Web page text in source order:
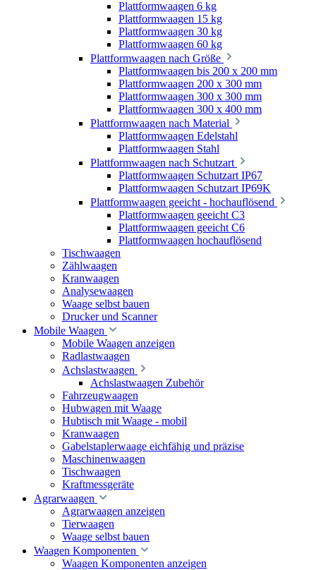
Plattformwaagen 6 kg
Plattformwaagen 15 kg
Plattformwaagen 30 kg
Plattformwaagen 60 kg
Plattformwaagen nach Größe
Plattformwaagen bis 200 x 200 mm
Plattformwaagen 200 x 300 mm
Plattformwaagen 300 x 300 mm
Plattformwaagen 300 x 400 mm
Plattformwaagen nach Material
Plattformwaagen Edelstahl
Plattformwaagen Stahl
Plattformwaagen nach Schutzart
Plattformwaagen Schutzart IP67
Plattformwaagen Schutzart IP69K
Plattformwaagen geeicht - hochauflösend
Plattformwaagen geeicht C3
Plattformwaagen geeicht C6
Plattformwaagen hochauflösend
Tischwaagen
Zählwaagen
Kranwaagen
Analysewaagen
Waage selbst bauen
Drucker und Scanner
Mobile Waagen
Mobile Waagen anzeigen
Radlastwaagen
Achslastwaagen
Achslastwaagen Zubehör
Fahrzeugwaagen
Hubwagen mit Waage
Hubtisch mit Waage - mobil
Kranwaagen
Gabelstaplerwaage eichfähig und präzise
Maschinenwaagen
Tischwaagen
Kraftmessgeräte
Agrarwaagen
Agrarwaagen anzeigen
Tierwaagen
Waage selbst bauen
Waagen Komponenten
Waagen Komponenten anzeigen